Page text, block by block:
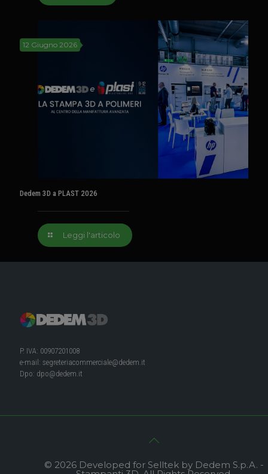
12 Giugno 2026
Dedem 3D a PLAST 2026
Leggi l'articolo
P. IVA: 00907201008
e-mail: segreteriacommerciale@dedem.it
Dpo: dpo@dedem.it
© 2026 Developed for Selltek by Dedem S.p.A. -